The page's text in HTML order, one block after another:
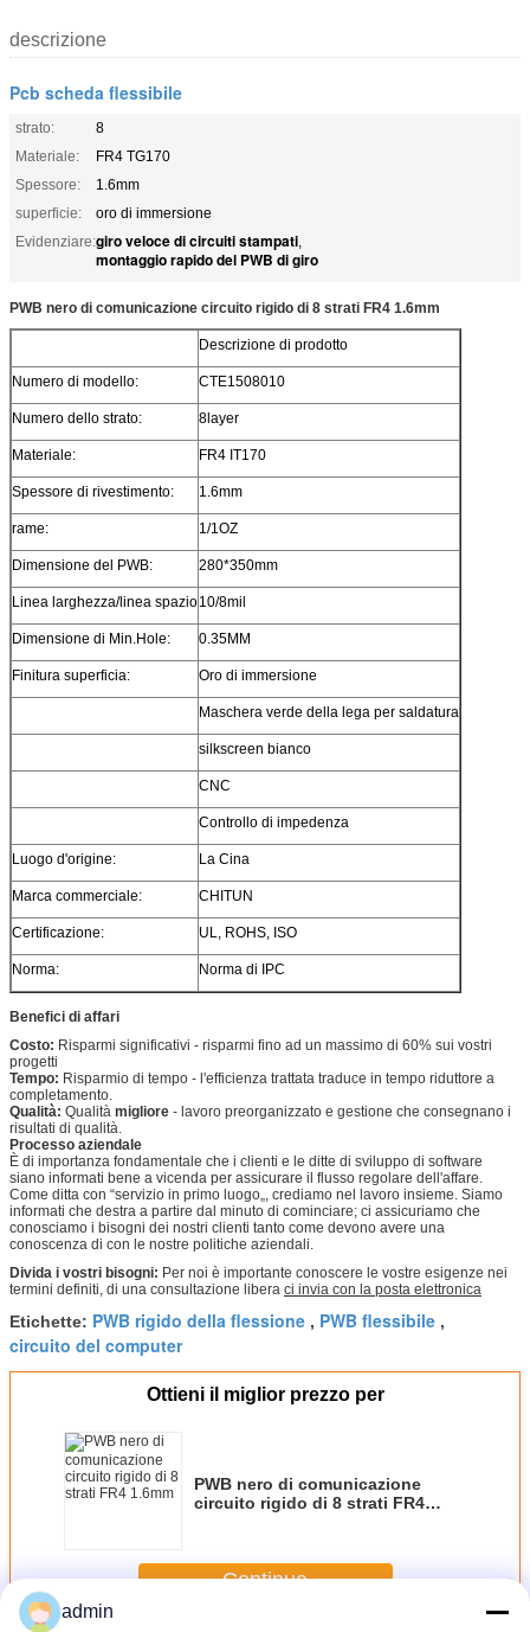
descrizione
Pcb scheda flessibile
strato:
8
Materiale:
FR4 TG170
Spessore:
1.6mm
superficie:
oro di immersione
Evidenziare:giro veloce di circuiti stampati,
montaggio rapido del PWB di giro
PWB nero di comunicazione circuito rigido di 8 strati FR4 1.6mm
Descrizione di prodotto
Numero di modello: CTE1508010
Numero dello strato: 8layer
Materiale: FR4 IT170
Spessore di rivestimento: 1.6mm
rame: 1/1OZ
Dimensione del PWB: 280*350mm
Linea larghezza/linea spazio10/8mil
Dimensione di Min.Hole: 0.35MM
Finitura superficia: Oro di immersione
Maschera verde della lega per saldatura
silkscreen bianco
CNC
Controllo di impedenza
Luogo d'origine: La Cina
Marca commerciale: CHITUN
Certificazione: UL, ROHS, ISO
Norma: Norma di IPC
Benefici di affari
Costo: Risparmi significativi - risparmi fino ad un massimo di 60% sui vostri
progetti
Tempo: Risparmio di tempo - l'efficienza trattata traduce in tempo riduttore a
completamento.
Qualità: Qualità migliore - lavoro preorganizzato e gestione che consegnano i
risultati di qualità.
Processo aziendale
È di importanza fondamentale che i clienti e le ditte di sviluppo di software
siano informati bene a vicenda per assicurare il flusso regolare dell'affare.
Come ditta con “servizio in primo luogo„, crediamo nel lavoro insieme. Siamo
informati che destra a partire dal minuto di cominciare; ci assicuriamo che
conosciamo i bisogni dei nostri clienti tanto come devono avere una
conoscenza di con le nostre politiche aziendali.
Divida i vostri bisogni: Per noi è importante conoscere le vostre esigenze nei
termini definiti, di una consultazione libera ci invia con la posta elettronica
Etichette: PWB rigido della flessione , PWB flessibile ,
circuito del computer
Ottieni il miglior prezzo per
PWB nero di comunicazione
circuito rigido di 8 strati FR4
Continua
admin